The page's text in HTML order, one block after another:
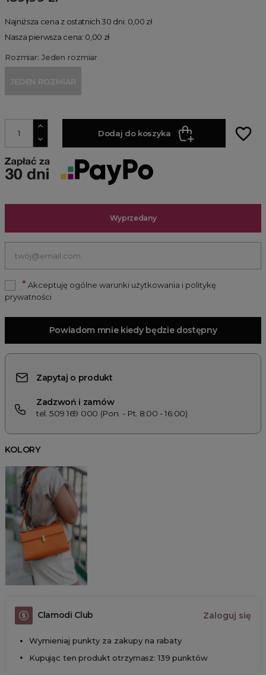
Najniższa cena z ostatnich 30 dni: 0,00 zł
Nasza pierwsza cena: 0,00 zł
Rozmiar: Jeden rozmiar
JEDEN ROZMIAR
Dodaj do koszyka favorite_border
Wyprzedany
* Akceptuję ogólne warunki użytkowania i politykę
prywatności
Powiadom mnie kiedy będzie dostępny
Zapytaj o produkt
Zadzwoń i zamów
tel. 509 169 000 (Pon. - Pt. 8:00 - 16:00)
KOLORY
Clamodi Club Zaloguj się
Wymieniaj punkty za zakupy na rabaty
Kupując ten produkt otrzymasz: 139 punktów